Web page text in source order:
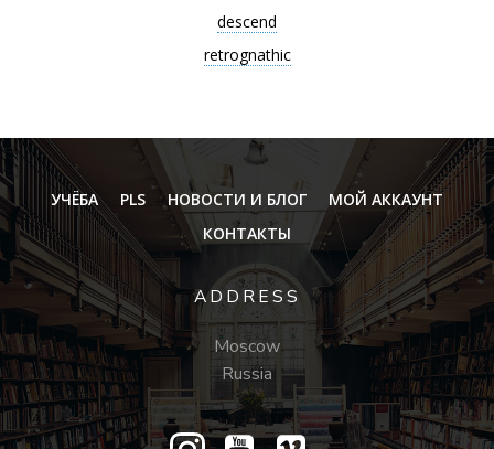
descend
retrognathic
УЧЁБА PLS НОВОСТИ И БЛОГ
МОЙ АККАУНТ
КОНТАКТЫ
ADDRESS
Moscow
Russia